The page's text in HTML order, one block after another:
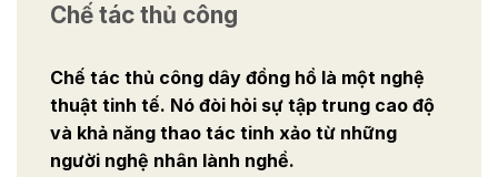
Chế tác thủ công
Chế tác thủ công dây đồng hồ là một nghệ
thuật tinh tế. Nó đòi hỏi sự tập trung cao độ
và khả năng thao tác tinh xảo từ những
người nghệ nhân lành nghề.